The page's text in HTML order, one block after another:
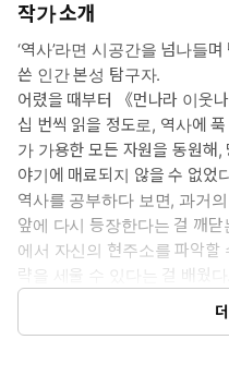
작가 소개
‘역사’라면 시공간을 넘나들
쓴 인간 본성 탐구자.
어렸을 때부터 《먼나라 이웃
십 번씩 읽을 정도로, 역사에
가 가용한 모든 자원을 동원해
야기에 매료되지 않을 수 없었
역사를 공부하다 보면, 과거
앞에 다시 등장한다는 걸 깨
에서 자신의 현주소를 파악할
략을 세울 수 있다는 걸 배웠
이와 나누고 싶어서, 역사 스
역사적 사건을 소개할 때는